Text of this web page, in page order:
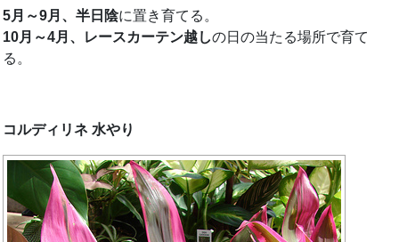
5月～9月、半日陰に置き育てる。
10月～4月、レースカーテン越しの日の当たる場所で育て
る。
コルディリネ 水やり